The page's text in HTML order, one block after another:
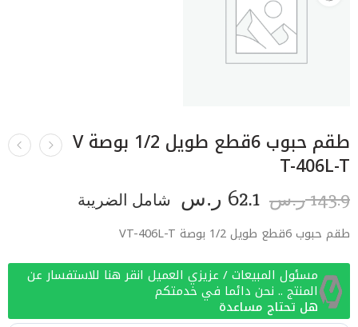
طقم حبوب 6قطع طويل 1/2 بوصة V
T-406L-T
143.9 ر.س 62.1 ر.س شامل الضريبة
طقم حبوب 6قطع طويل 1/2 بوصة VT-406L-T
مسئول المبيعات / عزيزي العميل انقر هنا للاستفسار عن
المنتج .. نحن دائما في خدمتكم
هل تحتاج مساعدة